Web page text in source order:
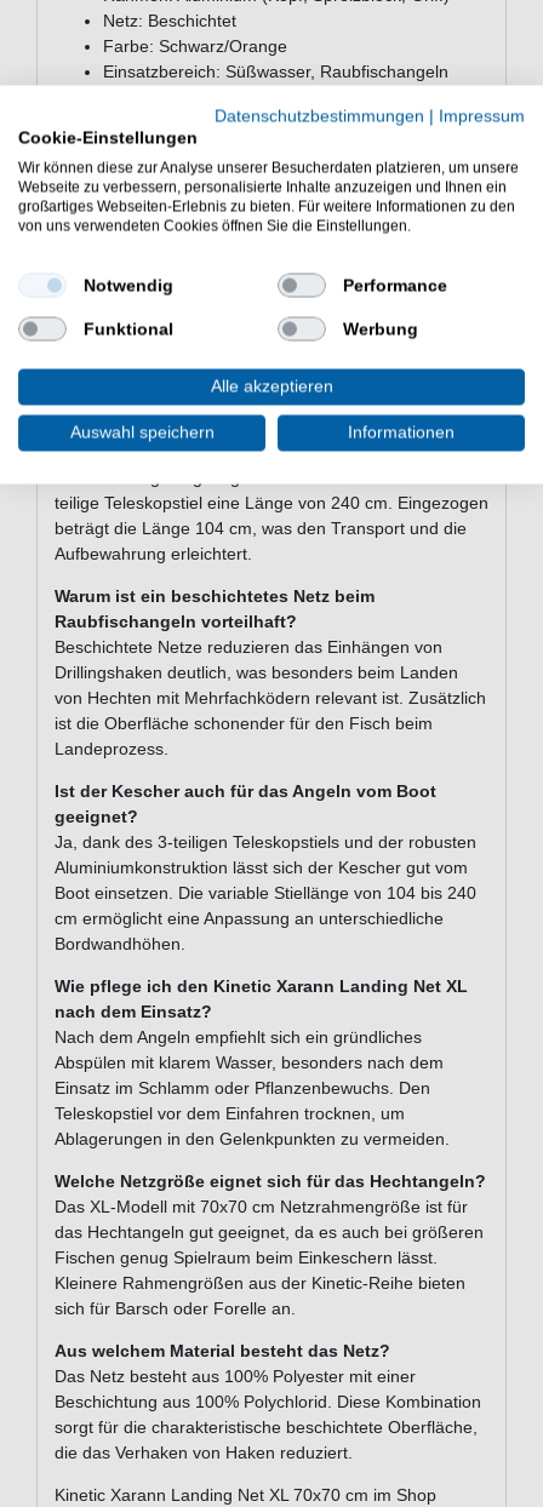
Netz: Beschichtet
Farbe: Schwarz/Orange
Einsatzbereich: Süßwasser, Raubfischangeln
Netzmaterial: 100% Polyester mit Beschichtung
aus 100% Polychlorid
Häufig gestellte Fragen zum Kinetic
Für welche Zielfische eignet sich das Kinetic
Der Kescher eignet sich für das Landen von Hecht,
Rahmen von 70x70 cm bietet er ausreichend Netzfläche
für größere Exemplare dieser Raubfischarten.
Wie lang ist der ausgezogene Teleskopstiel?
teilige Teleskopstiel eine Länge von 240 cm. Eingezogen
beträgt die Länge 104 cm, was den Transport und die
Aufbewahrung erleichtert.
Warum ist ein beschichtetes Netz beim
Raubfischangeln vorteilhaft?
Beschichtete Netze reduzieren das Einhängen von
Drillingshaken deutlich, was besonders beim Landen
von Hechten mit Mehrfachködern relevant ist. Zusätzlich
ist die Oberfläche schonender für den Fisch beim
Landeprozess.
Ist der Kescher auch für das Angeln vom Boot
geeignet?
Ja, dank des 3-teiligen Teleskopstiels und der robusten
Aluminiumkonstruktion lässt sich der Kescher gut vom
Boot einsetzen. Die variable Stiellänge von 104 bis 240
cm ermöglicht eine Anpassung an unterschiedliche
Bordwandhöhen.
Wie pflege ich den Kinetic Xarann Landing Net XL
nach dem Einsatz?
Nach dem Angeln empfiehlt sich ein gründliches
Abspülen mit klarem Wasser, besonders nach dem
Einsatz im Schlamm oder Pflanzenbewuchs. Den
Teleskopstiel vor dem Einfahren trocknen, um
Ablagerungen in den Gelenkpunkten zu vermeiden.
Welche Netzgröße eignet sich für das Hechtangeln?
Das XL-Modell mit 70x70 cm Netzrahmengröße ist für
das Hechtangeln gut geeignet, da es auch bei größeren
Fischen genug Spielraum beim Einkeschern lässt.
Kleinere Rahmengrößen aus der Kinetic-Reihe bieten
sich für Barsch oder Forelle an.
Aus welchem Material besteht das Netz?
Das Netz besteht aus 100% Polyester mit einer
Beschichtung aus 100% Polychlorid. Diese Kombination
sorgt für die charakteristische beschichtete Oberfläche,
die das Verhaken von Haken reduziert.
Kinetic Xarann Landing Net XL 70x70 cm im Shop
Datenschutzbestimmungen | Impressum
Cookie-Einstellungen
Wir können diese zur Analyse unserer Besucherdaten platzieren, um unsere
Webseite zu verbessern, personalisierte Inhalte anzuzeigen und Ihnen ein
großartiges Webseiten-Erlebnis zu bieten. Für weitere Informationen zu den
von uns verwendeten Cookies öffnen Sie die Einstellungen.
Notwendig Performance
Funktional Werbung
Alle akzeptieren
Auswahl speichern Informationen